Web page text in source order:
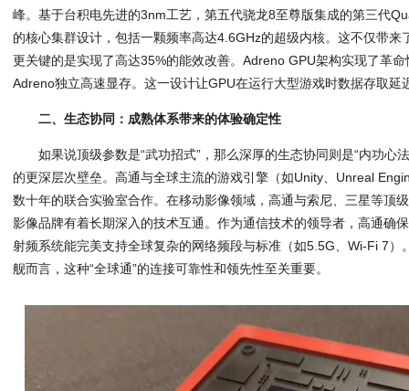
峰。基于台积电先进的3nm工艺，第五代骁龙8至尊版集成的第三代
的核心集群设计，包括一颗频率高达4.6GHz的超级内核。这不仅带来
更关键的是实现了高达35%的能效改善。Adreno GPU架构实现了革
Adreno独立高速显存。这一设计让GPU在运行大型游戏时数据存取延
二、生态协同：成熟体系带来的体验确定性
如果说顶级参数是“武功招式”，那么深厚的生态协同则是“内功心
的更深层次壁垒。高通与全球主流的游戏引擎（如Unity、Unreal
数十年的联合实验室合作。在移动影像领域，高通与索尼、三星等顶
影像品牌有着长期深入的技术互通。作为通信技术的领导者，高通确
射频系统能完美支持全球复杂的网络频段与标准（如5.5G、Wi-Fi 7）
舰而言，这种“全球通”的连接可靠性和领先性至关重要。